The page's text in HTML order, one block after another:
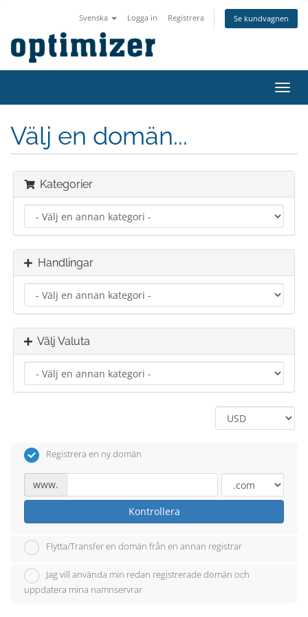
Svenska Logga in Registrera Se kundvagnen
Växla
Välj en domän...
Kategorier
Handlingar
Välj Valuta
Registrera en ny domän
www.
Kontrollera
Flytta/Transfer en domän från en annan registrar
Jag vill använda min redan registrerade domän och
uppdatera mina namnservrar